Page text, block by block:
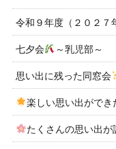
令和９年度（２０２７
七夕会 ～乳児部～
思い出に残った同窓会
楽しい思い出ができ
たくさんの思い出が